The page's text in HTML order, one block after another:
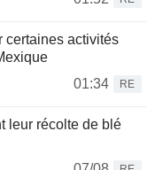
certaines activités
01:34
RE
leur récolte de blé